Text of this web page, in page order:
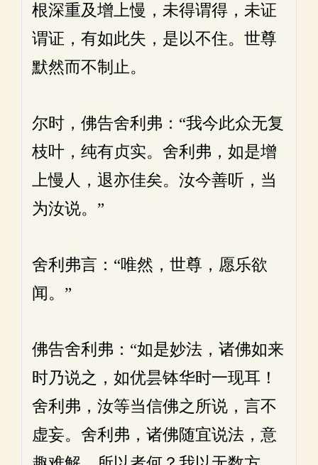
根深重及增上慢，未得谓得，未证
谓证，有如此失，是以不住。世尊
默然而不制止。
尔时，佛告舍利弗：“我今此众无复
枝叶，纯有贞实。舍利弗，如是增
上慢人，退亦佳矣。汝今善听，当
为汝说。”
舍利弗言：“唯然，世尊，愿乐欲
闻。”
佛告舍利弗：“如是妙法，诸佛如来
时乃说之，如优昙钵华时一现耳！
舍利弗，汝等当信佛之所说，言不
虚妄。舍利弗，诸佛随宜说法，意